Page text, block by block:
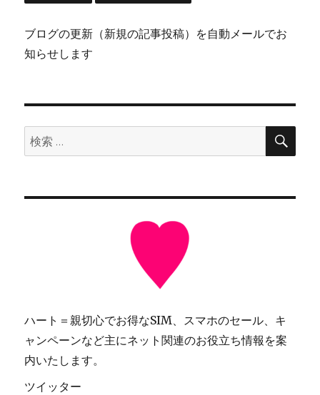
ブログの更新（新規の記事投稿）を自動メールでお
知らせします
検
索:
検
ハート＝親切心でお得なSIM、スマホのセール、キ
ャンペーンなど主にネット関連のお役立ち情報を案
内いたします。
ツイッター